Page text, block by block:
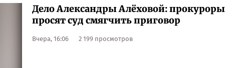
Дело Александры Алёховой: прокуроры
просят суд смягчить приговор
Вчера, 16:06 2 199 просмотров